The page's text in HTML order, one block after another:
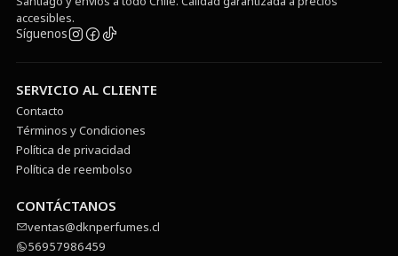
accesibles.
Síguenos
SERVICIO AL CLIENTE
Contacto
Términos y Condiciones
Política de privacidad
Política de reembolso
CONTÁCTANOS
ventas@dknperfumes.cl
56957986459